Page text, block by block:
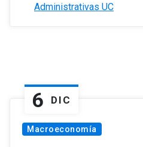
Administrativas UC
6 DIC
Macroeconomía